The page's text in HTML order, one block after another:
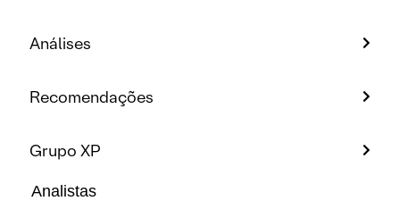
Análises
Recomendações
Grupo XP
Analistas